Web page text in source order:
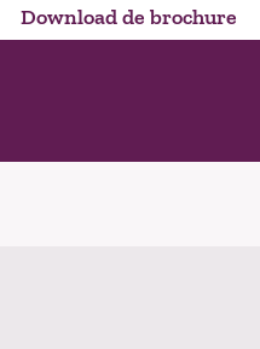
Download de brochure